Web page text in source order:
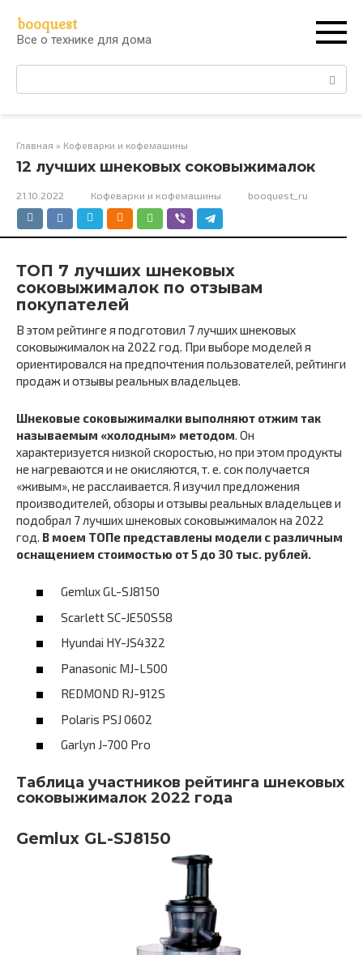
контенту
booquest
Все о технике для дома
Поиск:
Главная » Кофеварки и кофемашины
12 лучших шнековых соковыжималок
21.10.2022 Кофеварки и кофемашины booquest_ru
ТОП 7 лучших шнековых
соковыжималок по отзывам
покупателей
В этом рейтинге я подготовил 7 лучших шнековых
соковыжималок на 2022 год. При выборе моделей я
ориентировался на предпочтения пользователей, рейтинги
продаж и отзывы реальных владельцев.
Шнековые соковыжималки выполняют отжим так
называемым «холодным» методом. Он
характеризуется низкой скоростью, но при этом продукты
не нагреваются и не окисляются, т. е. сок получается
«живым», не расслаивается. Я изучил предложения
производителей, обзоры и отзывы реальных владельцев и
подобрал 7 лучших шнековых соковыжималок на 2022
год. В моем ТОПе представлены модели с различным
оснащением стоимостью от 5 до 30 тыс. рублей.
Gemlux GL-SJ8150
Scarlett SC-JE50S58
Hyundai HY-JS4322
Panasonic MJ-L500
REDMOND RJ-912S
Polaris PSJ 0602
Garlyn J-700 Pro
Таблица участников рейтинга шнековых
соковыжималок 2022 года
Gemlux GL-SJ8150